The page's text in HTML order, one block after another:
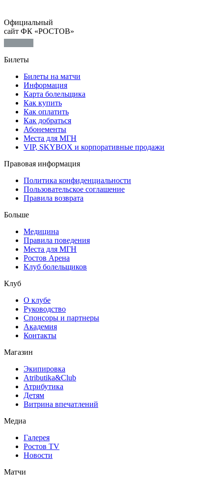
Официальный
сайт ФК «РОСТОВ»
Билеты
Билеты на матчи
Информация
Карта болельщика
Как купить
Как оплатить
Как добраться
Абонементы
Места для МГН
VIP, SKYBOX и корпоративные продажи
Правовая информация
Политика конфиденциальности
Пользовательское соглашение
Правила возврата
Больше
Медицина
Правила поведения
Места для МГН
Ростов Арена
Клуб болельщиков
Клуб
О клубе
Руководство
Спонсоры и партнеры
Академия
Контакты
Магазин
Экипировка
Atributika&Club
Атрибутика
Детям
Витрина впечатлений
Медиа
Галерея
Ростов TV
Новости
Матчи